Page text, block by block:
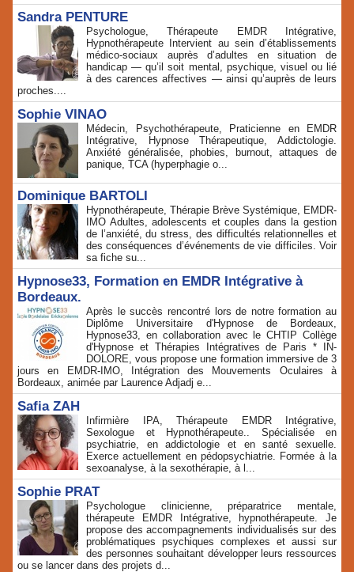
Sandra PENTURE
Psychologue, Thérapeute EMDR Intégrative,
Hypnothérapeute Intervient au sein d’établissements
médico‑sociaux auprès d’adultes en situation de
handicap — qu’il soit mental, psychique, visuel ou lié
à des carences affectives — ainsi qu’auprès de leurs
proches....
Sophie VINAO
Médecin, Psychothérapeute, Praticienne en EMDR
Intégrative, Hypnose Thérapeutique, Addictologie.
Anxiété généralisée, phobies, burnout, attaques de
panique, TCA (hyperphagie o...
Dominique BARTOLI
Hypnothérapeute, Thérapie Brève Systémique, EMDR-
IMO Adultes, adolescents et couples dans la gestion
de l’anxiété, du stress, des difficultés relationnelles et
des conséquences d’événements de vie difficiles. Voir
sa fiche su...
Hypnose33, Formation en EMDR Intégrative à
Bordeaux.
Après le succès rencontré lors de notre formation au
Diplôme Universitaire d'Hypnose de Bordeaux,
Hypnose33, en collaboration avec le CHTIP Collège
d'Hypnose et Thérapies Intégratives de Paris * IN-
DOLORE, vous propose une formation immersive de 3
jours en EMDR-IMO, Intégration des Mouvements Oculaires à
Bordeaux, animée par Laurence Adjadj e...
Safia ZAH
Infirmière IPA, Thérapeute EMDR Intégrative,
Sexologue et Hypnothérapeute.. Spécialisée en
psychiatrie, en addictologie et en santé sexuelle.
Exerce actuellement en pédopsychiatrie. Formée à la
sexoanalyse, à la sexothérapie, à l...
Sophie PRAT
Psychologue clinicienne, préparatrice mentale,
thérapeute EMDR Intégrative, hypnothérapeute. Je
propose des accompagnements individualisés sur des
problématiques psychiques complexes et aussi sur
des personnes souhaitant développer leurs ressources
ou se lancer dans des projets d...